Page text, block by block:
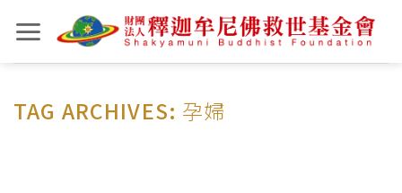
to
content
TAG ARCHIVES: 孕婦